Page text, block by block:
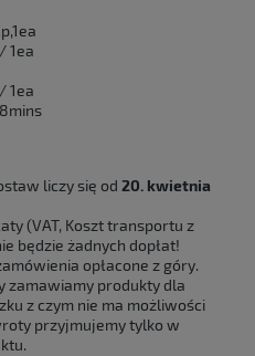
1ea
1ea
liczy się od 20. kwietnia
(VAT, Koszt transportu z
będzie żadnych dopłat!
opłacone z góry.
zamawiamy produkty dla
z czym nie ma możliwości
przyjmujemy tylko w